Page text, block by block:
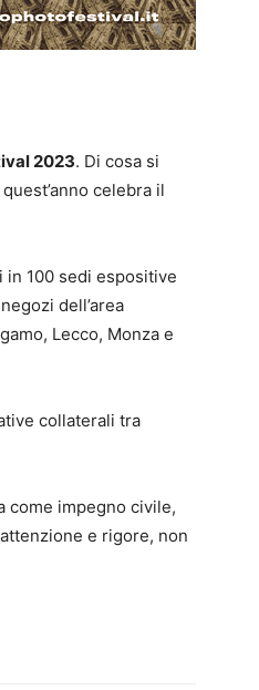
2023. Di cosa si
celebra il
100 sedi espositive
dell’area
Lecco, Monza e
collaterali tra
come impegno civile,
e rigore, non